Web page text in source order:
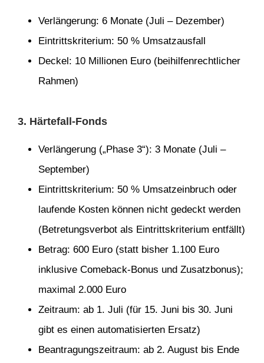
Verlängerung: 6 Monate (Juli – Dezember)
Eintrittskriterium: 50 % Umsatzausfall
Deckel: 10 Millionen Euro (beihilfenrechtlicher
Rahmen)
3. Härtefall-Fonds
Verlängerung („Phase 3“): 3 Monate (Juli –
September)
Eintrittskriterium: 50 % Umsatzeinbruch oder
laufende Kosten können nicht gedeckt werden
(Betretungsverbot als Eintrittskriterium entfällt)
Betrag: 600 Euro (statt bisher 1.100 Euro
inklusive Comeback-Bonus und Zusatzbonus);
maximal 2.000 Euro
Zeitraum: ab 1. Juli (für 15. Juni bis 30. Juni
gibt es einen automatisierten Ersatz)
Beantragungszeitraum: ab 2. August bis Ende